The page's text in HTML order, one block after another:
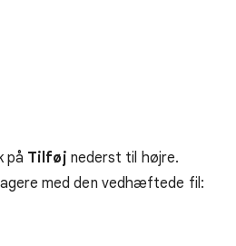
på Tilføj nederst til højre.
med den vedhæftede fil: